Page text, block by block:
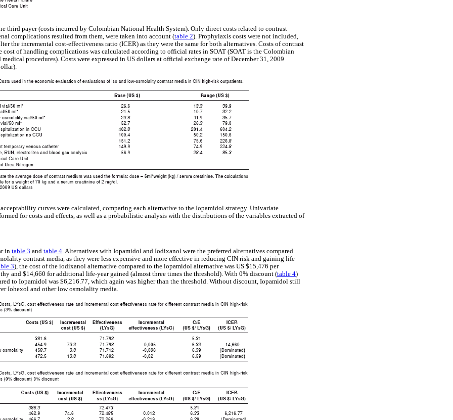
third payer (costs incurred by Colombian National Health System). Only direct costs related to contrast
complications resulted from them, were taken into account (table 2). Prophylaxis costs were not included,
the incremental cost-effectiveness ratio (ICER) as they were the same for both alternatives. Costs of contrast
cost of handling complications was calculated according to official rates in SOAT (SOAT is the Colombian
procedures). Costs were expressed in US dollars at official exchange rate of December 31, 2009
curves were calculated, comparing each alternative to the Iopamidol strategy. Univariate
for costs and effects, as well as a probabilistic analysis with the distributions of the variables extracted of
in table 3 and table 4. Alternatives with Iopamidol and Iodixanol were the preferred alternatives compared
contrast media, as they were less expensive and more effective in reducing CIN risk and gaining life
3), the cost of the iodixanol alternative compared to the iopamidol alternative was US $15,476 per
and $14,660 for additional life-year gained (almost three times the threshold). With 0% discount (table 4)
to Iopamidol was $6,216.77, which again was higher than the threshold. Without discount, Iopamidol still
Iohexol and other low osmolality media.